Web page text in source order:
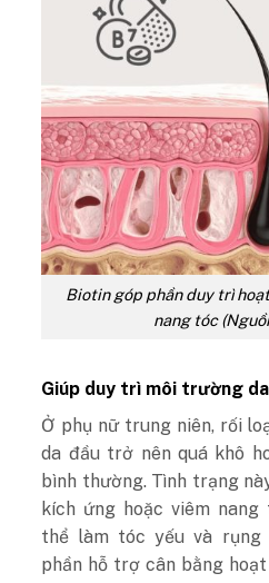
Biotin góp phần duy trì
nang tóc
Giúp duy trì môi trường
Ở phụ nữ trung niên, rối
da đầu trở nên quá khô
bình thường. Tình trạng
kích ứng hoặc viêm
thể làm tóc yếu và rụng
phần hỗ trợ cân bằng